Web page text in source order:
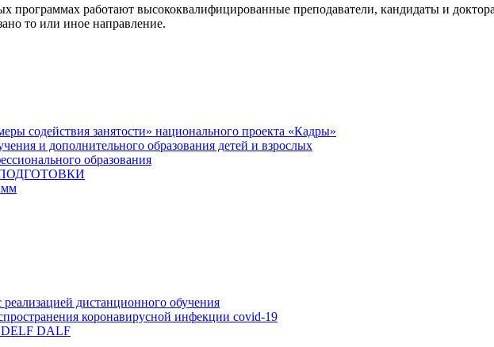
программах работают высококвалифицированные преподаватели, кандидаты и
то или иное направление.
содействия занятости» национального проекта «Кадры»
и дополнительного образования детей и взрослых
образования
дистанционного обучения
коронавирусной инфекции covid-19
DALF